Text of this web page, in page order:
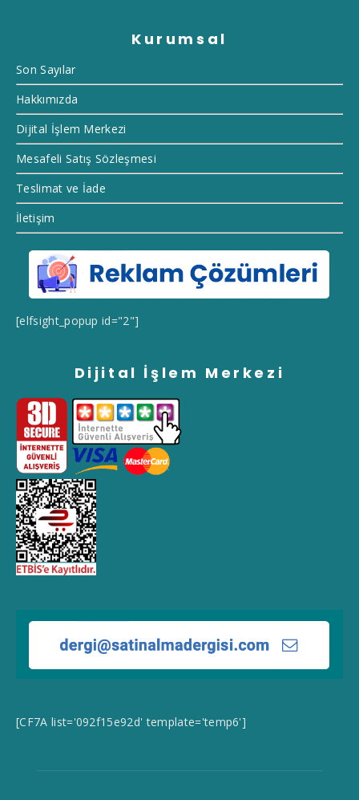
Kurumsal
Son Sayılar
Hakkımızda
Dijital İşlem Merkezi
Mesafeli Satış Sözleşmesi
Teslimat ve İade
İletişim
[elfsight_popup id="2"]
Dijital İşlem Merkezi
[CF7A list='092f15e92d' template='temp6']